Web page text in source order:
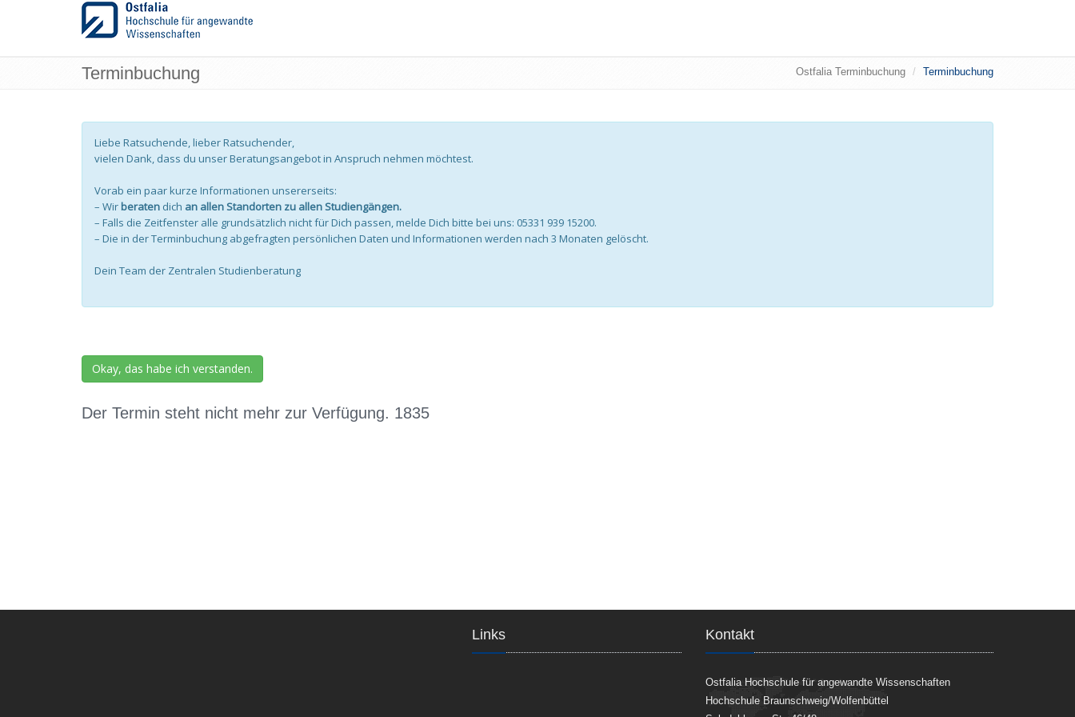
Terminbuchung Ostfalia Terminbuchung Terminbuchung
Liebe Ratsuchende, lieber Ratsuchender,
vielen Dank, dass du unser Beratungsangebot in Anspruch nehmen möchtest.
Vorab ein paar kurze Informationen unsererseits:
– Wirberaten dich an allen Standorten zu allen Studiengängen.
– Falls die Zeitfenster alle grundsätzlich nicht für Dich passen, melde Dich bitte bei uns: 05331 939 15200.
– Die in der Terminbuchung abgefragten persönlichen Daten und Informationen werden nach 3 Monaten gelöscht.
Dein Team der Zentralen Studienberatung
Okay, das habe ich verstanden.
Der Termin steht nicht mehr zur Verfügung. 1835
Links Kontakt
Ostfalia Hochschule für angewandte Wissenschaften
Hochschule Braunschweig/Wolfenbüttel